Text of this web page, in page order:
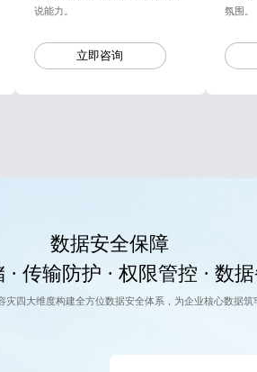
说能力。
立即咨询
氛围。
数据安全保障
· 传输防护 · 权限管控 · 数
四大维度构建全方位数据安全体系，为企业核心数据